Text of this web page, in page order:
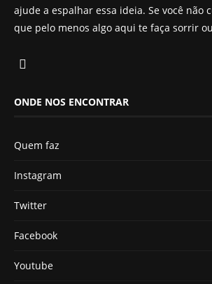
ajude a espalhar essa ideia. Se você não
que pelo menos algo aqui te faça sorrir
ONDE NOS ENCONTRAR
Quem faz
Instagram
Twitter
Facebook
Youtube